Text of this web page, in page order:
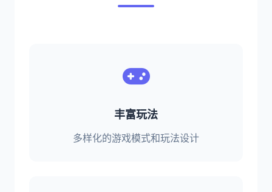
丰富玩法
多样化的游戏模式和玩法设计